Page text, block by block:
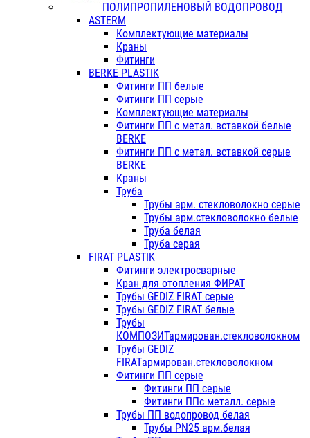
ПОЛИПРОПИЛЕНОВЫЙ ВОДОПРОВОД
ASTERM
Комплектующие материалы
Краны
Фитинги
BERKE PLASTIK
Фитинги ПП белые
Фитинги ПП серые
Комплектующие материалы
Фитинги ПП с метал. вставкой белые
BERKE
Фитинги ПП с метал. вставкой серые
BERKE
Краны
Труба
Трубы арм. стекловолокно серые
Трубы арм.стекловолокно белые
Труба белая
Труба серая
FIRAT PLASTIK
Фитинги электросварные
Кран для отопления ФИРАТ
Трубы GEDIZ FIRAT серые
Трубы GEDIZ FIRAT белые
Трубы
КОМПОЗИТармирован.стекловолокном
Трубы GEDIZ
FIRATармирован.стекловолокном
Фитинги ПП серые
Фитинги ПП серые
Фитинги ППс металл. серые
Трубы ПП водопровод белая
Трубы PN25 арм.белая